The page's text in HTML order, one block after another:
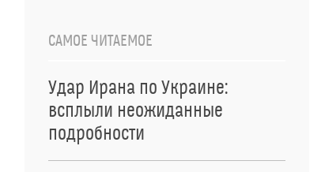
САМОЕ ЧИТАЕМОЕ
Удар Ирана по Украине:
всплыли неожиданные
подробности